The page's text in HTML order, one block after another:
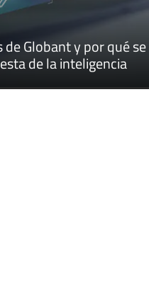
de Globant y por qué se
de la inteligencia